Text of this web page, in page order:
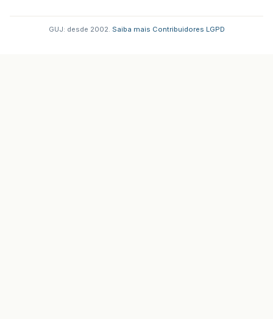
GUJ: desde 2002. Saiba mais Contribuidores LGPD